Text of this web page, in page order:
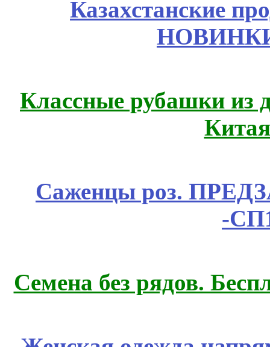
Казахстанские
Классные рубашки из
Саженцы роз.
-
Семена без рядов.